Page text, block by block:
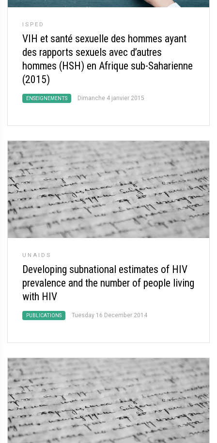
ISPED
VIH et santé sexuelle des hommes ayant
des rapports sexuels avec d’autres
hommes (HSH) en Afrique sub-Saharienne
(2015)
ENSEIGNEMENTS Dimanche 4 janvier 2015
UNAIDS
Developing subnational estimates of HIV
prevalence and the number of people living
with HIV
PUBLICATIONS Tuesday 16 December 2014